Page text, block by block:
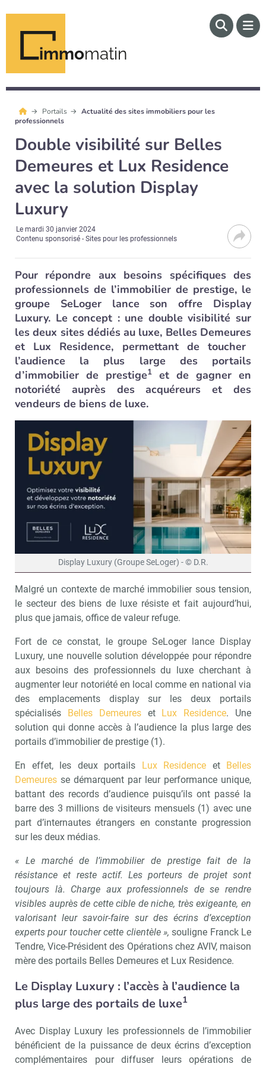
immomatin
Portails
Actualité des sites immobiliers pour les
professionnels
Double visibilité sur Belles
Demeures et Lux Residence
avec la solution Display
Luxury
Lemardi 30 janvier 2024
Contenu sponsorisé - Sites pour les professionnels
Pour répondre aux besoins spécifiques des
professionnels de l’immobilier de prestige, le
groupe SeLoger lance son offre Display
Luxury. Le concept : une double visibilité sur
les deux sites dédiés au luxe, Belles Demeures
et Lux Residence, permettant de toucher
l’audience la plus large des portails
d’immobilier de prestige1
et de gagner en
notoriété auprès des acquéreurs et des
vendeurs de biens de luxe.
Display Luxury (Groupe SeLoger) - © D.R.
Malgré un contexte de marché immobilier sous tension,
le secteur des biens de luxe résiste et fait aujourd’hui,
plus que jamais, office de valeur refuge.
Fort de ce constat, le groupe SeLoger lance Display
Luxury, une nouvelle solution développée pour répondre
aux besoins des professionnels du luxe cherchant à
augmenter leur notoriété en local comme en national via
des emplacements display sur les deux portails
spécialisés Belles Demeureset Lux Residence. Une
solution qui donne accès à l’audience la plus large des
portails d’immobilier de prestige (1).
En effet, les deux portails Lux Residence et Belles
Demeures se démarquent par leur performance unique,
battant des records d’audience puisqu’ils ont passé la
barre des 3 millions de visiteurs mensuels (1) avec une
part d’internautes étrangers en constante progression
sur les deux médias.
« Le marché de l’immobilier de prestigefait de la
résistance et reste actif. Les porteurs de projet sont
toujours là. Charge aux professionnels de se rendre
visibles auprès de cette cible de niche, très exigeante, en
valorisant leur savoir-faire sur des écrins d’exception
experts pour toucher cette clientèle », souligne Franck Le
Tendre, Vice-Président des Opérations chez AVIV, maison
mère des portails Belles Demeures et Lux Residence.
Le Display Luxury : l’accès à l’audience la
plus large des portails de luxe1
Avec Display Luxury les professionnels de l’immobilier
bénéficient de la puissance de deux écrins d’exception
complémentaires pour diffuser leurs opérations de